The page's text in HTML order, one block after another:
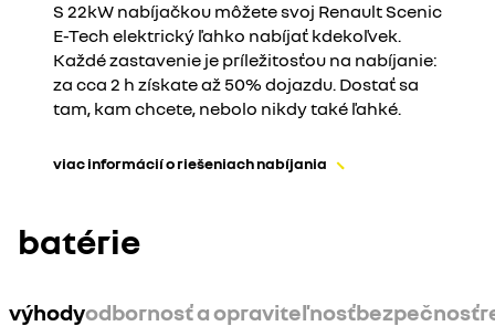
S 22kW nabíjačkou môžete svoj Renault Scenic
E-Tech elektrický ľahko nabíjať kdekoľvek.
Každé zastavenie je príležitosťou na nabíjanie:
za cca 2 h získate až 50% dojazdu. Dostať sa
tam, kam chcete, nebolo nikdy také ľahké.
viac informácií o riešeniach nabíjania
batérie
výhodyodbornosť a opraviteľnosťbezpečnosť